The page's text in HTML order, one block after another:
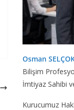
Osman
Bilişim
İmtiyaz Sahibi
Kurucumuz